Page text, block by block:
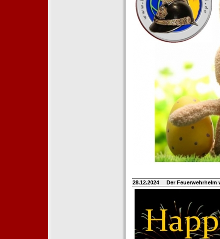
28.12.2024 Der